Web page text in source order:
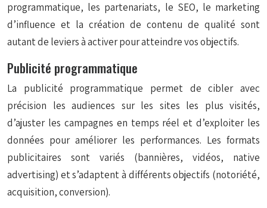
programmatique, les partenariats, le SEO, le marketing
d’influence et la création de contenu de qualité sont
autant de leviers à activer pour atteindre vos objectifs.
Publicité programmatique
La publicité programmatique permet de cibler avec
précision les audiences sur les sites les plus visités,
d’ajuster les campagnes en temps réel et d’exploiter les
données pour améliorer les performances. Les formats
publicitaires sont variés (bannières, vidéos, native
advertising) et s’adaptent à différents objectifs (notoriété,
acquisition, conversion).